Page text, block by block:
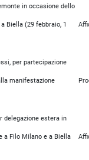
in occasione dello
Biella (29 febbraio, 1
per partecipazione
manifestazione
delegazione estera in
a Filo Milano e a Biella